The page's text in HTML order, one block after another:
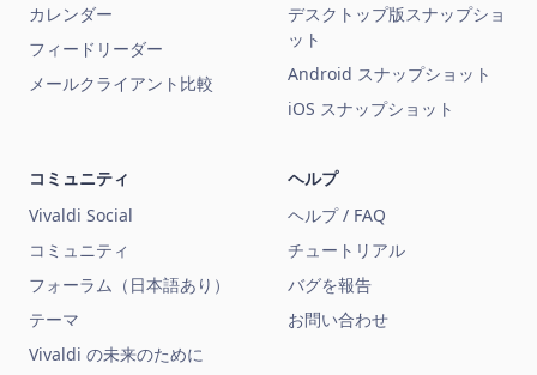
カレンダー
フィードリーダー
メールクライアント比較
デスクトップ版スナップショ
ット
Android スナップショット
iOS スナップショット
コミュニティ
Vivaldi Social
コミュニティ
フォーラム（日本語あり）
テーマ
Vivaldi の未来のために
ヘルプ
ヘルプ / FAQ
チュートリアル
バグを報告
お問い合わせ